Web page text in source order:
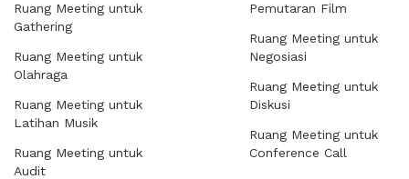
Ruang Meeting untuk
Gathering
Ruang Meeting untuk
Olahraga
Ruang Meeting untuk
Latihan Musik
Ruang Meeting untuk
Audit
Pemutaran Film
Ruang Meeting untuk
Negosiasi
Ruang Meeting untuk
Diskusi
Ruang Meeting untuk
Conference Call